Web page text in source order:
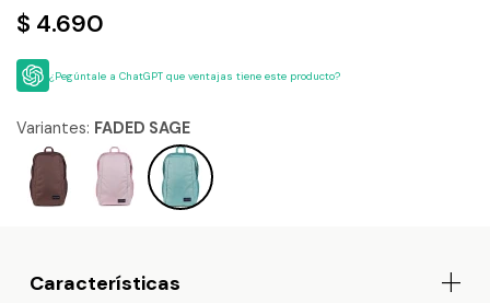
$ 4.690
¿Pegúntale a ChatGPT que ventajas tiene este producto?
Variantes: FADED SAGE
Características